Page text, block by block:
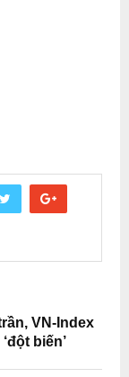
VN-Index
biến’